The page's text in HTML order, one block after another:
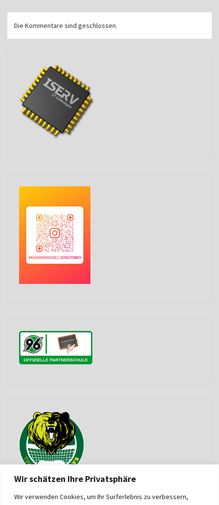
Wir schätzen Ihre Privatsphäre
Wir verwenden Cookies, um Ihr Surferlebnis zu verbessern,
Die Kommentare sind geschlossen.